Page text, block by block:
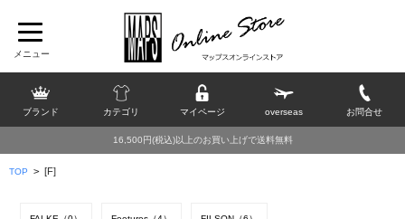
ブランド カテゴリ マイページ overseas お問合せ
16,500円(税込)以上のお買い上げで送料無料
TOP > [F]